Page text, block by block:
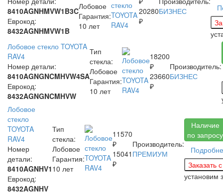
8410AGNHMVW1B3C
Еврокод:
8432AGNHMVW1B
Лобовое
Гарантия:
10 лет
20280
₽
БИЗНЕС
Лобовое стекло TOYOTA
RAV4
Номер детали:
8410AGNGNCMHVW4SA
Еврокод:
8432AGNGNCMHVW
Тип
стекла:
Лобовое
Гарантия:
10 лет
18200
₽
23660
₽
Производитель:
БИЗНЕС
Лобовое
стекло
TOYOTA
RAV4
Номер
детали:
8410AGNHV1
Еврокод:
8432AGNHV
Тип
стекла:
Лобовое
Гарантия:
10 лет
11570
₽
15041
₽
Производитель:
ПРЕМИУМ
Наличие
по запросу
установим